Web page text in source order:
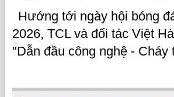
Hướng tới ngày hội bóng
2026, TCL và đối tác Việt
"Dẫn đầu công nghệ - Cháy